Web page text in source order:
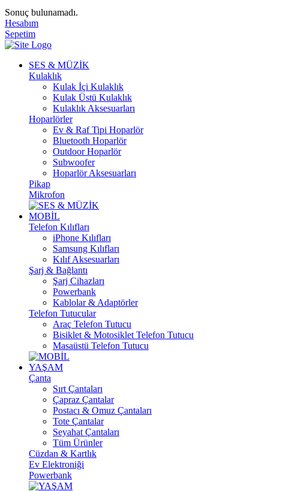
Sonuç bulunamadı.
Hesabım
Sepetim
SES & MÜZİK
Kulaklık
Kulak İçi Kulaklık
Kulak Üstü Kulaklık
Kulaklık Aksesuarları
Hoparlörler
Ev & Raf Tipi Hoparlör
Bluetooth Hoparlör
Outdoor Hoparlör
Subwoofer
Hoparlör Aksesuarları
Pikap
Mikrofon
MOBİL
Telefon Kılıfları
iPhone Kılıfları
Samsung Kılıfları
Kılıf Aksesuarları
Şarj & Bağlantı
Şarj Cihazları
Powerbank
Kablolar & Adaptörler
Telefon Tutucular
Araç Telefon Tutucu
Bisiklet & Motosiklet Telefon Tutucu
Masaüstü Telefon Tutucu
YAŞAM
Çanta
Sırt Çantaları
Çapraz Çantalar
Postacı & Omuz Çantaları
Tote Çantalar
Seyahat Çantaları
Tüm Ürünler
Cüzdan & Kartlık
Ev Elektroniği
Powerbank